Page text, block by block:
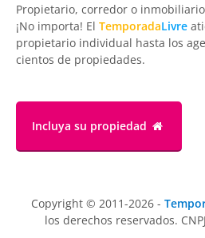
Propietario, corredor o
¡No importa! El TemporadaLivre
propietario individual hasta los
cientos de propiedades.
Incluya su propiedad
Copyright © 2011-2026 -
los derechos reservados.